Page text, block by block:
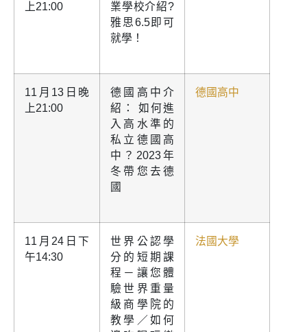
上21:00
業學校介紹?
雅思6.5即可
就學！
11月13日晚
上21:00
德國高中介
紹： 如何進
入高水準的
私立德國高
中？2023年
冬帶您去德
國
德國高中
11月24日下
午14:30
世界公認學
分的短期課
程－讓您體
驗世界重量
級商學院的
教學／如何
法國大學